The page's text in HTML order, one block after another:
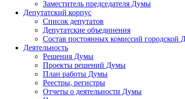
Заместитель председателя Думы
Депутатский корпус
Список депутатов
Депутатские объединения
Состав постоянных комиссий городской
Деятельность
Решения Думы
Проекты решений Думы
План работы Думы
Реестры, регистры
Отчеты о деятельности Думы